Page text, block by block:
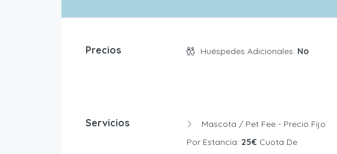
Precios Huéspedes Adicionales: No
Servicios
Por Estancia: 25€Cuota De